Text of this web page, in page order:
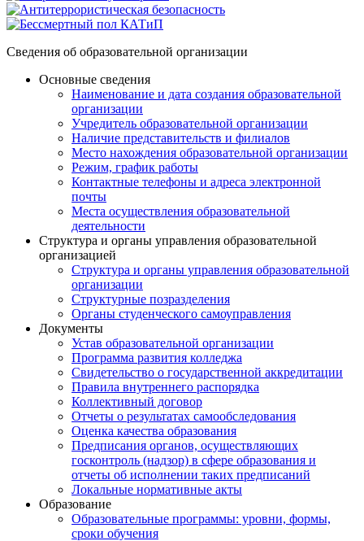
Сведения об образовательной организации
Основные сведения
Наименование и дата создания образовательной
организации
Учредитель образовательной организации
Наличие представительств и филиалов
Место нахождения образовательной организации
Режим, график работы
Контактные телефоны и адреса электронной
почты
Места осуществления образовательной
деятельности
Структура и органы управления образовательной
организацией
Структура и органы управления образовательной
организации
Структурные позразделения
Органы студенческого самоуправления
Документы
Устав образовательной организации
Программа развития колледжа
Свидетельство о государственной аккредитации
Правила внутреннего распорядка
Коллективный договор
Отчеты о результатах самообследования
Оценка качества образования
Предписания органов, осуществляющих
госконтроль (надзор) в сфере образования и
отчеты об исполнении таких предписаний
Локальные нормативные акты
Образование
Образовательные программы: уровни, формы,
сроки обучения